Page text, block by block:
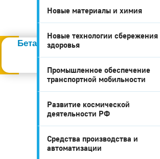
Бета-тестирование портала
Старая версия
Слабовидящим
Новые материалы и химия
Новые технологии сбережения
здоровья
Промышленное обеспечение
транспортной мобильности
Развитие космической
деятельности РФ
Средства производства и
автоматизации